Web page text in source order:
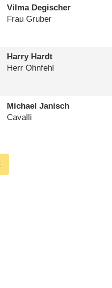
Vilma Degischer
Frau Gruber
Harry Hardt
Herr Ohnfehl
Michael Janisch
Cavalli